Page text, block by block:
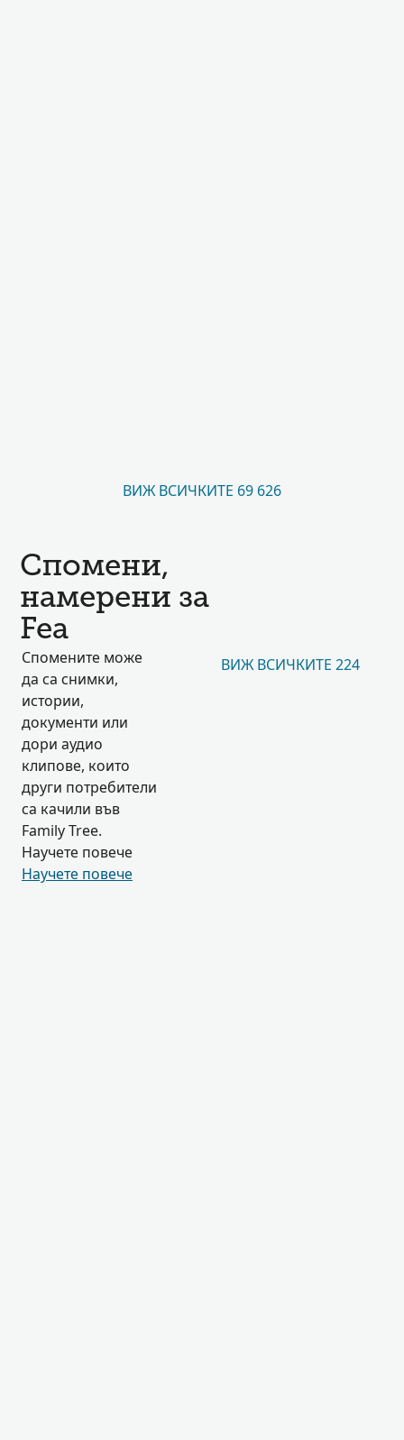
ВИЖ ВСИЧКИТЕ 69 626
Спомени,
намерени за
Fea
Спомените може
да са снимки,
истории,
документи или
дори аудио
клипове, които
други потребители
са качили във
Family Tree.
Научете повече
Научете повече
ВИЖ ВСИЧКИТЕ 224